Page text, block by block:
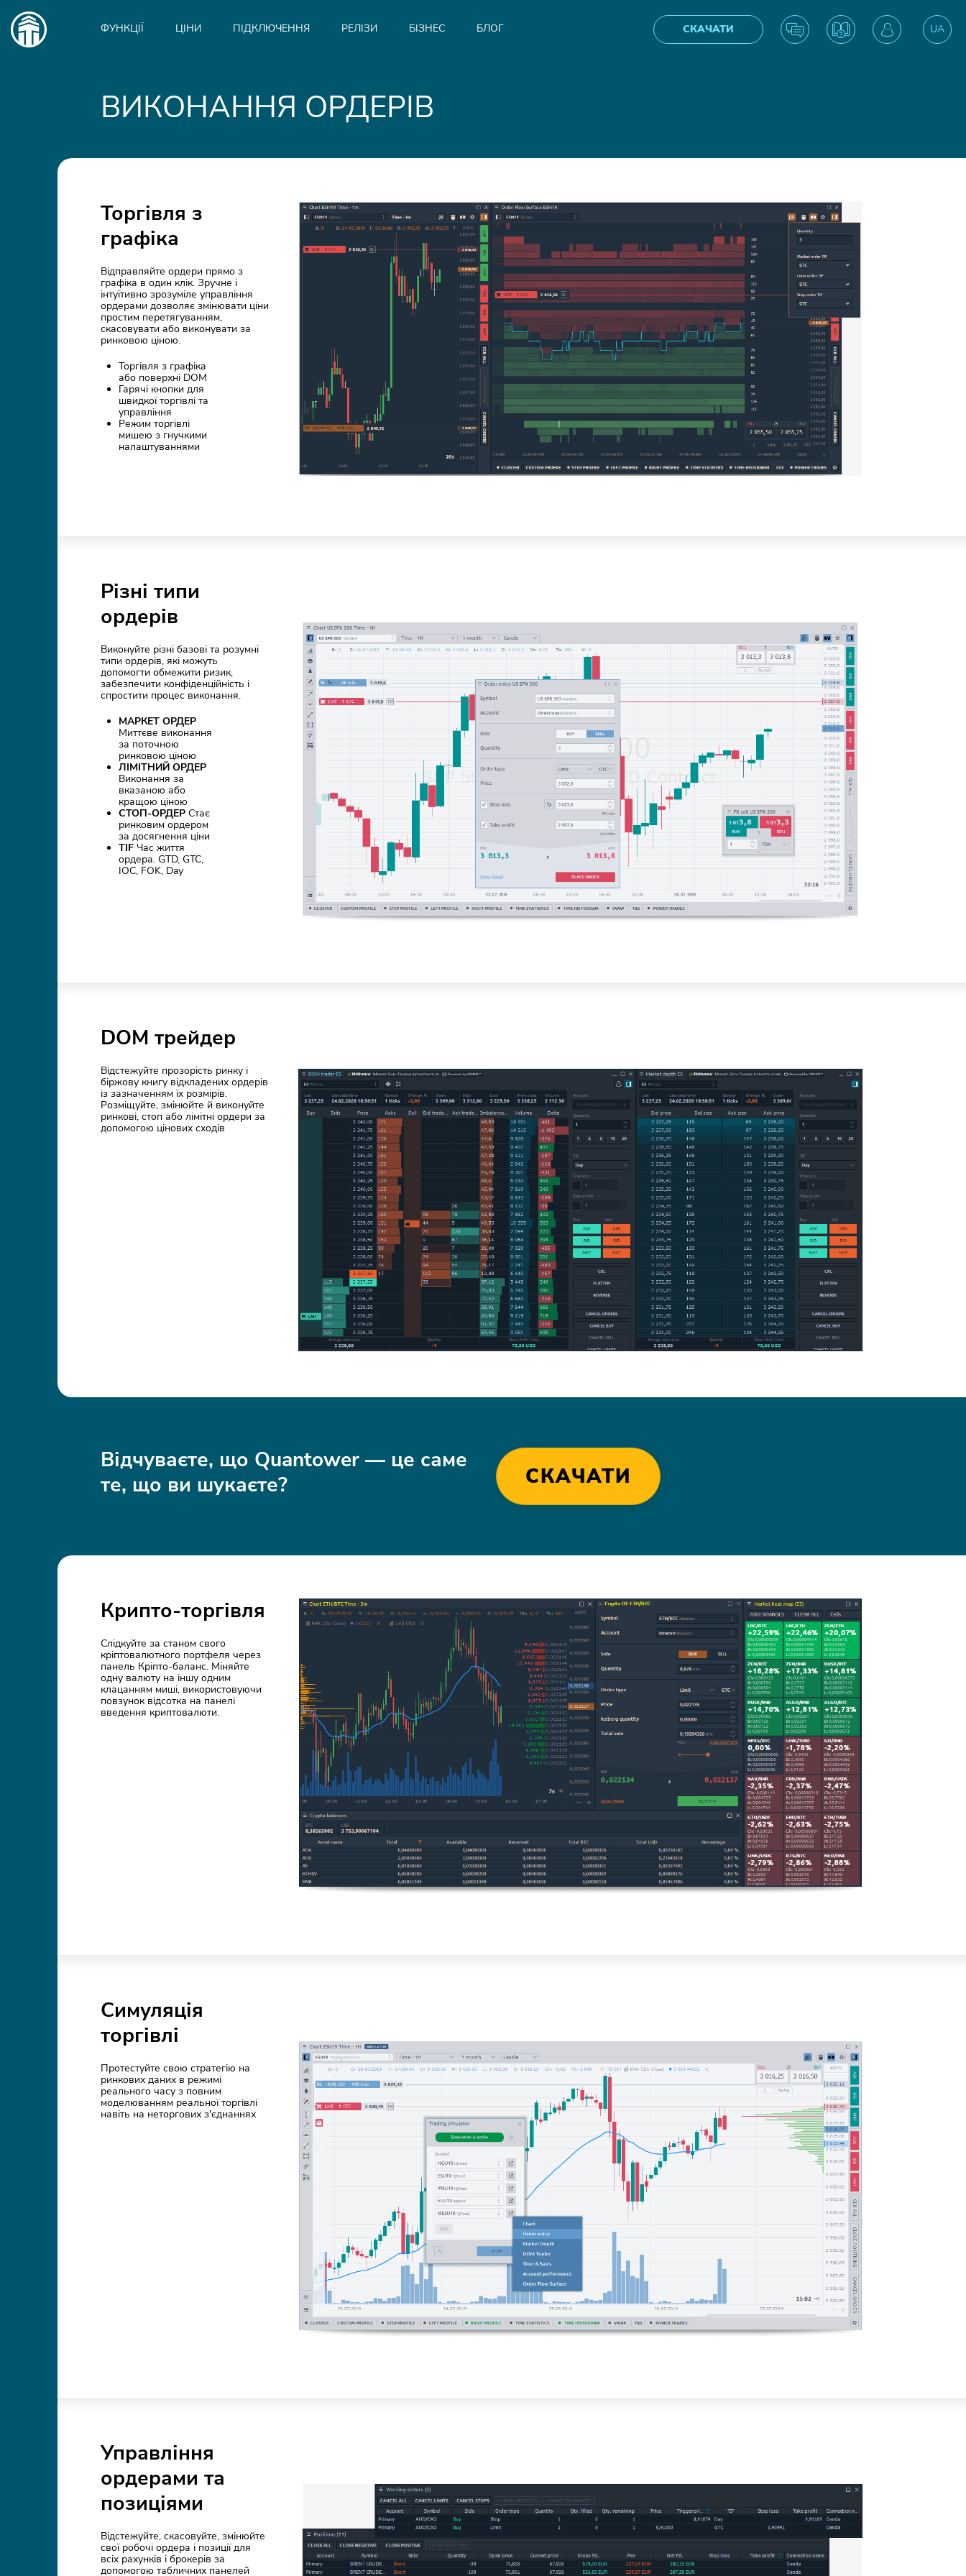
Main
navigation
ФУНКЦІЇ ЦІНИ ПІДКЛЮЧЕННЯ РЕЛІЗИ БІЗНЕС БЛОГ UA
СКАЧАТИ
ВИКОНАННЯ ОРДЕРІВ
Торгівля з
графіка
Відправляйте ордери прямо з
графіка в один клік. Зручне і
інтуїтивно зрозуміле управління
ордерами дозволяє змінювати ціни
простим перетягуванням,
скасовувати або виконувати за
ринковою ціною.
Торгівля з графіка
або поверхні DOM
Гарячі кнопки для
швидкої торгівлі та
управління
Режим торгівлі
мишею з гнучкими
налаштуваннями
Різні типи
ордерів
Виконуйте різні базові та розумні
типи ордерів, які можуть
допомогти обмежити ризик,
забезпечити конфіденційність і
спростити процес виконання.
МАРКЕТ ОРДЕР
Миттєве виконання
за поточною
ринковою ціною
ЛІМІТНИЙ ОРДЕР
Виконання за
вказаною або
кращою ціною
СТОП-ОРДЕР Стає
ринковим ордером
за досягнення ціни
TIF Час життя
ордера. GTD, GTC,
IOC, FOK, Day
DOM трейдер
Відстежуйте прозорість ринку і
біржову книгу відкладених ордерів
із зазначенням їх розмірів.
Розміщуйте, змінюйте й виконуйте
ринкові, стоп або лімітні ордери за
допомогою цінових сходів
Відчуваєте, що Quantower — це саме
те, що ви шукаєте?
СКАЧАТИ
Крипто-торгівля
Слідкуйте за станом свого
кріптовалютного портфеля через
панель Кріпто-баланс. Міняйте
одну валюту на іншу одним
клацанням миші, використовуючи
повзунок відсотка на панелі
введення криптовалюти.
Симуляція
торгівлі
Протестуйте свою стратегію на
ринкових даних в режимі
реального часу з повним
моделюванням реальної торгівлі
навіть на неторгових з'єднаннях
Управління
ордерами та
позиціями
Відстежуйте, скасовуйте, змінюйте
свої робочі ордера і позиції для
всіх рахунків і брокерів за
допомогою табличних панелей